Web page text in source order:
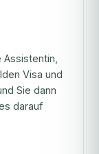
Visa und
Sie dann
darauf